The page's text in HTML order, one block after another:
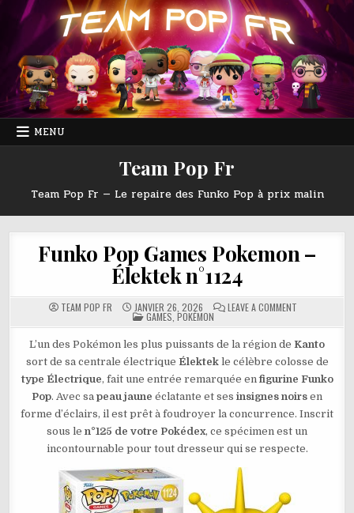
content
MENU
Team Pop Fr
Team Pop Fr — Le repaire des Funko Pop à prix malin
Funko Pop Games Pokemon –
Élektek n°1124
TEAM POP FR JANVIER 26, 2026 LEAVE A COMMENT
POP
POKEMON
ÉLEKTEK
N°1124
POSTED
IN
GAMES POKÉMON
L’un des Pokémon les plus puissants de la région de Kanto
sort de sa centrale électrique Élektekle célèbre colosse de
type Électrique, fait une entrée remarquée enfigurine Funko
Pop. Avec sa peau jaune éclatante et ses insignes noirs en
forme d’éclairs, il est prêt à foudroyer la concurrence. Inscrit
sous le n°125 de votre Pokédex, ce spécimen est un
incontournable pour tout dresseur qui se respecte.